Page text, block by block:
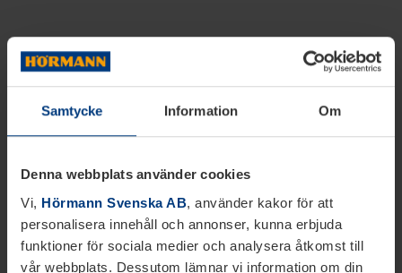
Samtycke Information Om
Denna webbplats använder cookies
Vi, Hörmann Svenska AB, använder kakor för att
personalisera innehåll och annonser, kunna erbjuda
funktioner för sociala medier och analysera åtkomst till
vår webbplats. Dessutom lämnar vi information om din